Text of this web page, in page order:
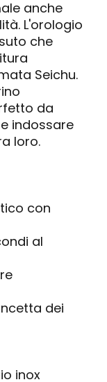
anche
L'orologio
che
Seichu.
da
indossare
loro.
con
al
dei
inox